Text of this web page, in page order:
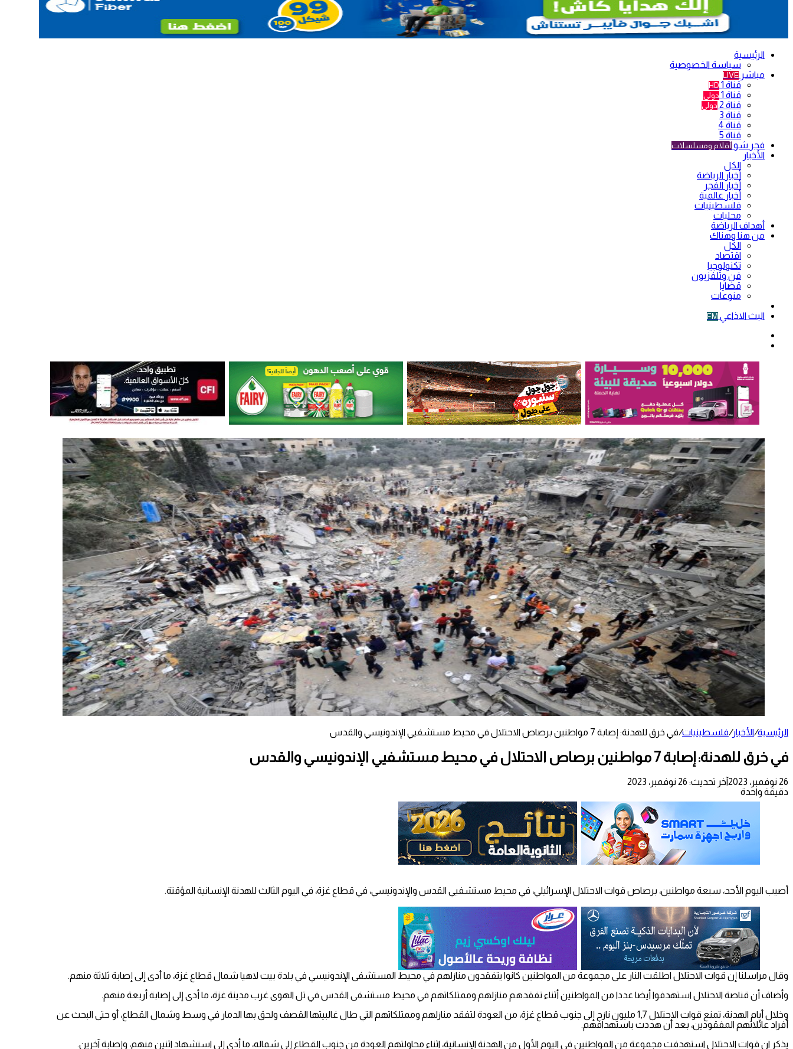
الرئيسية
سياسة الخصوصية
مباشر LIVE
قناة 1 HD
قناة 1 دولي
قناة 2 دولي
قناة 3
قناة 4
قناة 5
فجر شو أفلام ومسلسلات
الأخبار
الكل
أخبار الرياضة
أخبار الفجر
أخبار عالمية
فلسطينيات
محليات
أهداف الرياضة
من هنا وهناك
الكل
اقتصاد
تكنولوجيا
فن وتلفزيون
قضايا
منوعات
البث الاذاعي FM
الرئيسية/الأخبار/فلسطينيات/في خرق للهدنة: إصابة 7 مواطنين برصاص الاحتلال في محيط مستشفيي الإندونيسي والقدس
في خرق للهدنة: إصابة 7 مواطنين برصاص الاحتلال في محيط مستشفيي الإندونيسي والقدس
26 نوفمبر، 2023
آخر تحديث: 26 نوفمبر، 2023
دقيقة واحدة
أصيب اليوم الأحد، سبعة مواطنين، برصاص قوات الاحتلال الإسرائيلي، في محيط مستشفيي القدس والإندونيسي، في قطاع غزة، في اليوم الثالث للهدنة الإنسانية المؤقتة.
وقال مراسلنا إن قوات الاحتلال اطلقت النار على مجموعة من المواطنين كانوا يتفقدون منازلهم في محيط المستشفى الإندونيسي في بلدة بيت لاهيا شمال قطاع غزة، ما أدى إلى إصابة ثلاثة منهم.
وأضاف أن قناصة الاحتلال استهدفوا أيضا عددا من المواطنين أثناء تفقدهم منازلهم وممتلكاتهم في محيط مستشفى القدس في تل الهوى غرب مدينة غزة، ما أدى إلى إصابة أربعة منهم.
وخلال أيام الهدنة، تمنع قوات الاحتلال 1,7 مليون نازح إلى جنوب قطاع غزة، من العودة لتفقد منازلهم وممتلكاتهم التي طال غالبيتها القصف ولحق بها الدمار في وسط وشمال القطاع، أو حتى البحث عن
أفراد عائلاتهم المفقودين، بعد أن هددت باستهدافهم.
يذكر ان قوات الاحتلال استهدفت مجموعة من المواطنين في اليوم الأول من الهدنة الإنسانية، اثناء محاولتهم العودة من جنوب القطاع إلى شماله، ما أدى إلى استشهاد اثنين منهم، وإصابة آخرين.